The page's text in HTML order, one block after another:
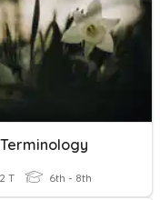
T 6th - 8th